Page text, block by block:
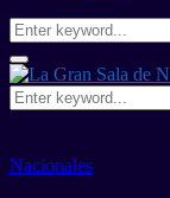
Search
for:
Primary
Menu
Search
for:
Nacionales